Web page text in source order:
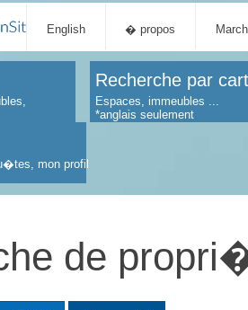
English � propos
Recherche par
Espaces, immeubles ...
*anglais seulement
mon profil
de